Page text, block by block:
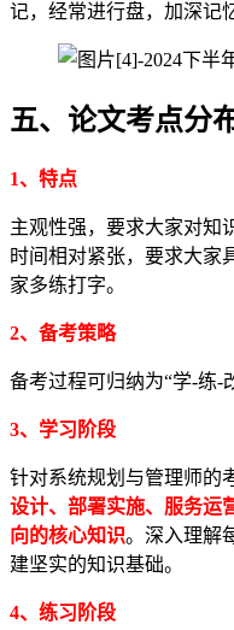
记，经常进行盘，加深记
五、论文考点分
1、特点
主观性强，要求大家对知
时间相对紧张，要求大家
家多练打字。
2、备考策略
备考过程可归纳为“学-练-
3、学习阶段
针对系统规划与管理师的
设计、部署实施、服务运
向的核心知识。深入理解
建坚实的知识基础。
4、练习阶段